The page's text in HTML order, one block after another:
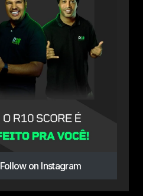
Follow on Instagram